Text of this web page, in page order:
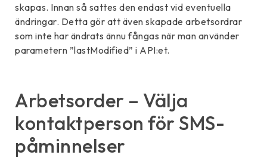
skapas. Innan så sattes den endast vid eventuella
ändringar. Detta gör att även skapade arbetsordrar
som inte har ändrats ännu fångas när man använder
parametern ”lastModified” i API:et.
Arbetsorder – Välja
kontaktperson för SMS-
påminnelser